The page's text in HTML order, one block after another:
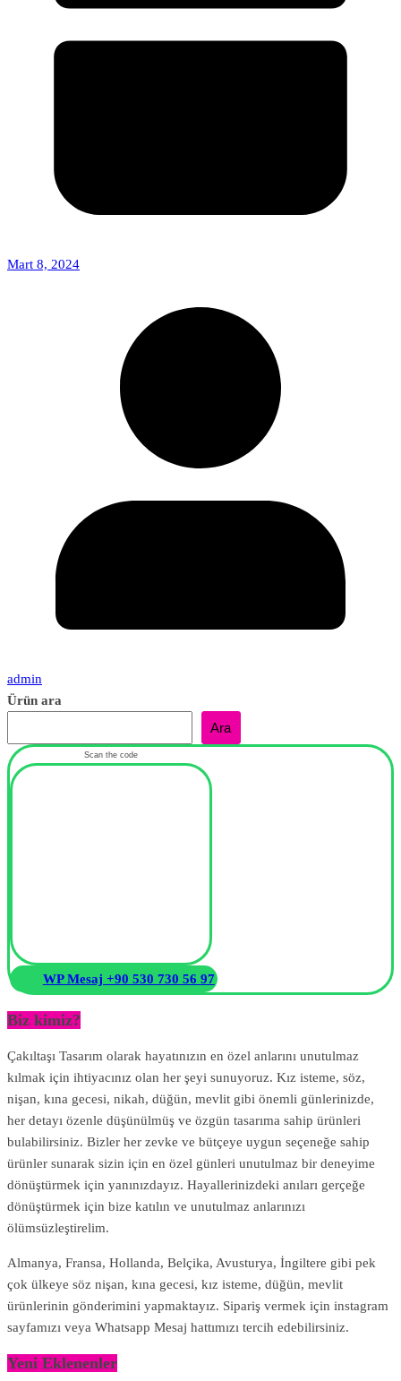
Mart 8, 2024
admin
Ürün ara
Ara
Scan the code
WP Mesaj +90 530 730 56 97
Biz kimiz?
Çakıltaşı Tasarım olarak hayatınızın en özel anlarını unutulmaz
kılmak için ihtiyacınız olan her şeyi sunuyoruz. Kız isteme, söz,
nişan, kına gecesi, nikah, düğün, mevlit gibi önemli günlerinizde,
her detayı özenle düşünülmüş ve özgün tasarıma sahip ürünleri
bulabilirsiniz. Bizler her zevke ve bütçeye uygun seçeneğe sahip
ürünler sunarak sizin için en özel günleri unutulmaz bir deneyime
dönüştürmek için yanınızdayız. Hayallerinizdeki anıları gerçeğe
dönüştürmek için bize katılın ve unutulmaz anlarınızı
ölümsüzleştirelim.
Almanya, Fransa, Hollanda, Belçika, Avusturya, İngiltere gibi pek
çok ülkeye söz nişan, kına gecesi, kız isteme, düğün, mevlit
ürünlerinin gönderimini yapmaktayız. Sipariş vermek için instagram
sayfamızı veya Whatsapp Mesaj hattımızı tercih edebilirsiniz.
Yeni Eklenenler